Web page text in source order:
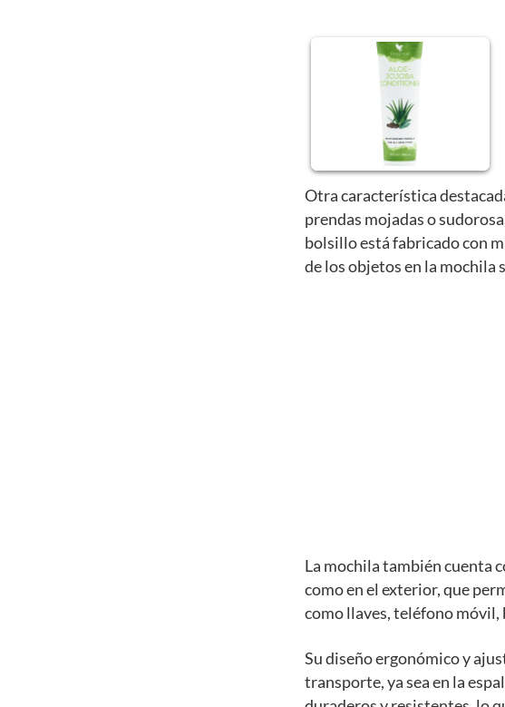
Otra característica
prendas mojadas o
bolsillo está fabricado con
de los objetos en la mochila
La mochila también cuenta
como en el exterior, que
como llaves, teléfono
Su diseño ergonómico y
transporte, ya sea en la